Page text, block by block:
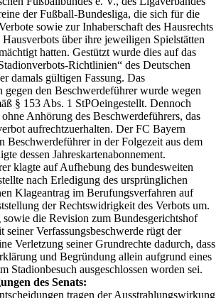
der Fußball-Bundesliga, die sich für die
sowie zur Inhaberschaft des Hausrechts
über ihre jeweiligen Spielstätten
hatten. Gestützt wurde dies auf das
Richtlinien“ des Deutschen
damals gültigen Fassung. Das
gegen den Beschwerdeführer wurde wegen
§ 153 Abs. 1 StPOeingestellt. Dennoch
Anhörung des Beschwerdeführers, das
aufrechtzuerhalten. Der FC Bayern
Beschwerdeführer in der Folgezeit aus dem
dessen Jahreskartenabonnement.
klagte auf Aufhebung des bundesweiten
nach Erledigung des ursprünglichen
Klageantrag im Berufungsverfahren auf
der Rechtswidrigkeit des Verbots um.
die Revision zum Bundesgerichtshof
Verfassungsbeschwerde rügt der
Verletzung seiner Grundrechte dadurch, dass
und Begründung allein aufgrund eines
Stadionbesuch ausgeschlossen worden sei.
des Senats:
tragen der Ausstrahlungswirkung